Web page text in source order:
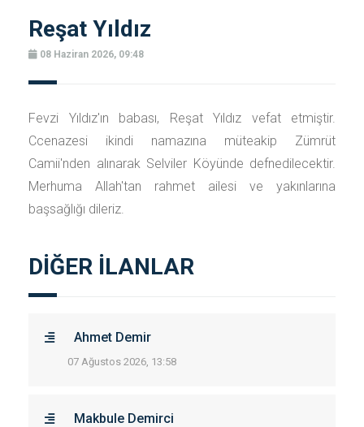
Reşat Yıldız
08 Haziran 2026, 09:48
Fevzi Yıldız'ın babası, Reşat Yıldız vefat etmiştir.
Ccenazesi ikindi namazına müteakip Zümrüt
Camii'nden alınarak Selviler Köyünde defnedilecektir.
Merhuma Allah'tan rahmet ailesi ve yakınlarına
başsağlığı dileriz.
DİĞER İLANLAR
Ahmet Demir
07 Ağustos 2026, 13:58
Makbule Demirci